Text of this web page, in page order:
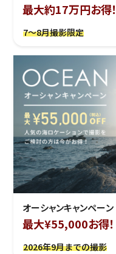
最大約17万円お得！
7～8月撮影限定
オーシャンキャンペーン
最大¥55,000お得！
2026年9月までの撮影